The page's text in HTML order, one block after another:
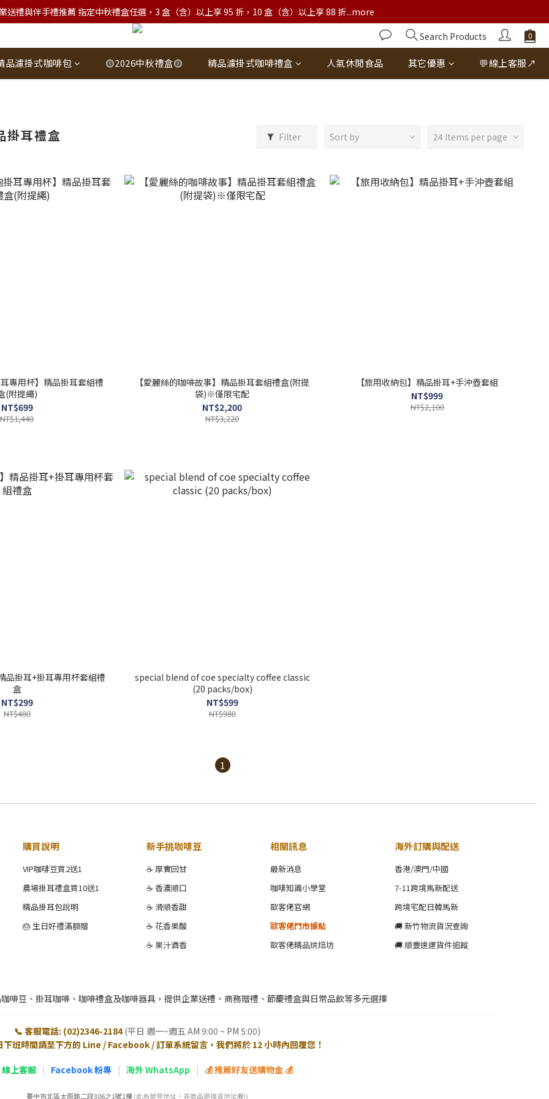
送禮與伴手禮推薦 指定中秋禮盒任選，3 盒（含）以上享 95 折，10 盒（含）以上享 88 折...more
Search Products
品濾掛式咖啡包 🟡2026中秋禮盒🟡 精品濾掛式咖啡禮盒 人氣休閒食品 其它優惠 💬線上客服↗
掛耳禮盒 Filter Sort by 24 Items per page
專用杯】精品掛耳套組禮
(附提繩)
NT$699
NT$1,440
【愛麗絲的咖啡故事】精品掛耳套組禮盒(附提
袋)※僅限宅配
NT$2,200
NT$3,220
【旅用收納包】精品掛耳+手沖壺套組
NT$999
NT$2,100
品掛耳+掛耳專用杯套組禮
盒
NT$299
NT$480
special blend of coe specialty coffee classic
(20 packs/box)
NT$599
NT$980
1
購買說明
VIP咖啡豆買2送1
農場掛耳禮盒買10送1
精品掛耳包說明
🎂 生日好禮滿額贈
新手挑咖啡豆
☕ 厚實回甘
☕ 香濃順口
☕ 滑順香甜
☕ 花香果酸
☕ 果汁酒香
相關訊息
最新消息
咖啡知識小學堂
歐客佬官網
歐客佬門市據點
歐客佬精品烘焙坊
海外訂購與配送
香港/澳門/中國
7-11跨境馬新配送
跨境宅配日韓馬新
🚚 新竹物流貨況查詢
🚚 順豐速運貨件追蹤
啡豆、掛耳咖啡、咖啡禮盒及咖啡器具，提供企業送禮、商務贈禮、節慶禮盒與日常品飲等多元選擇
📞 客服電話: (02)2346-2184 (平日 週一~週五 AM 9:00 ~ PM 5:00)
班時間請至下方的 Line / Facebook / 訂單系統留言，我們將於 12 小時內回覆您！
線上客服 | Facebook 粉專 | 海外 WhatsApp | 💰 推薦好友送購物金 💰
臺中市北區太原路二段306之1號1樓(此為營登地址，非商品退換貨地址喔!)